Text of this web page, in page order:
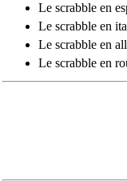
Le scrabble en
Le scrabble en
Le scrabble en
Le scrabble en